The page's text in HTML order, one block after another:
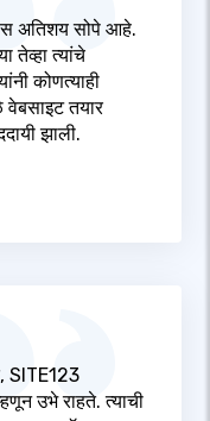
अतिशय सोपे आहे.
तेव्हा त्यांचे
कोणत्याही
तयार
झाली.
SITE123
उभे राहते. त्याची